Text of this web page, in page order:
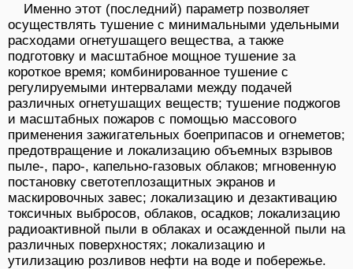
Именно этот (последний) параметр позволяет
осуществлять тушение с минимальными удельными
расходами огнетушащего вещества, а также
подготовку и масштабное мощное тушение за
короткое время; комбинированное тушение с
регулируемыми интервалами между подачей
различных огнетушащих веществ; тушение поджогов
и масштабных пожаров с помощью массового
применения зажигательных боеприпасов и огнеметов;
предотвращение и локализацию объемных взрывов
пыле-, паро-, капельно-газовых облаков; мгновенную
постановку светотеплозащитных экранов и
маскировочных завес; локализацию и дезактивацию
токсичных выбросов, облаков, осадков; локализацию
радиоактивной пыли в облаках и осажденной пыли на
различных поверхностях; локализацию и
утилизацию розливов нефти на воде и побережье.